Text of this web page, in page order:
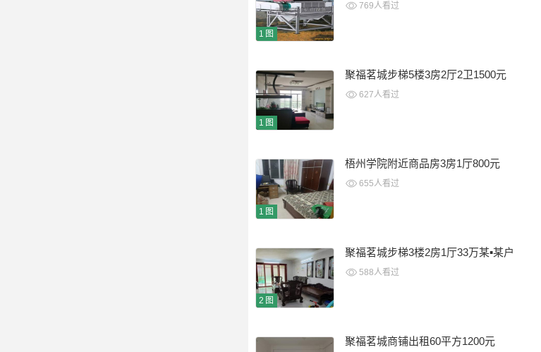
1图
769人看过
1图
聚福茗城步梯5楼3房2厅2卫1500元
627人看过
1图
梧州学院附近商品房3房1厅800元
655人看过
2图
聚福茗城步梯3楼2房1厅33万某▪某户
588人看过
聚福茗城商铺出租60平方1200元